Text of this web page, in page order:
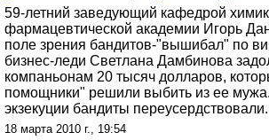
59-летний заведующий кафедрой
фармацевтической академии Игорь
поле зрения бандитов-"вышибал" по
бизнес-леди Светлана Дамбинова
компаньонам 20 тысяч долларов,
помощники" решили выбить из ее
экзекуции бандиты переусердствовали.
18 марта 2010 г., 19:54